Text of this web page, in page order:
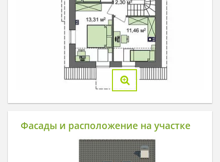
Фасады и расположение на участке